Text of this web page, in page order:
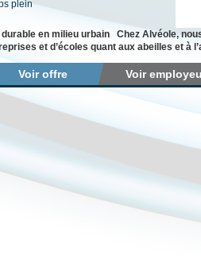
plein
en milieu urbain Chez Alvéole,
et d’écoles quant aux abeilles et à
Voir offre Voir